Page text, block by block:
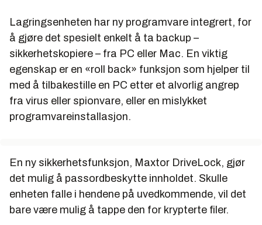
Lagringsenheten har ny programvare integrert, for
å gjøre det spesielt enkelt å ta backup –
sikkerhetskopiere – fra PC eller Mac. En viktig
egenskap er en «roll back» funksjon som hjelper til
med å tilbakestille en PC etter et alvorlig angrep
fra virus eller spionvare, eller en mislykket
programvareinstallasjon.
En ny sikkerhetsfunksjon, Maxtor DriveLock, gjør
det mulig å passordbeskytte innholdet. Skulle
enheten falle i hendene på uvedkommende, vil det
bare være mulig å tappe den for krypterte filer.